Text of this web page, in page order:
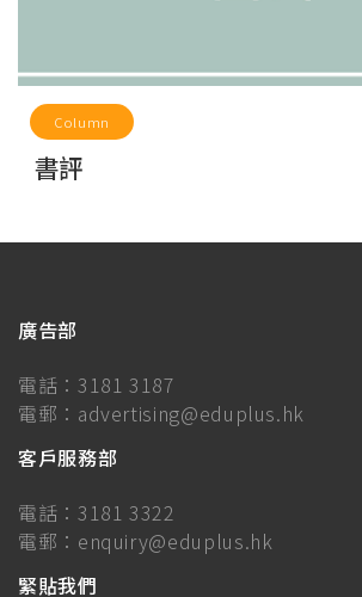
Column
書評
廣告部
電話： 3181 3187
電郵： advertising@eduplus.hk
客戶服務部
電話： 3181 3322
電郵： enquiry@eduplus.hk
緊貼我們